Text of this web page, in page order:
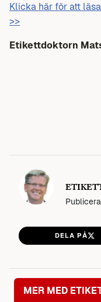
Klicka här för att
>>
Etikettdoktorn
DELA PÅ
MER MED